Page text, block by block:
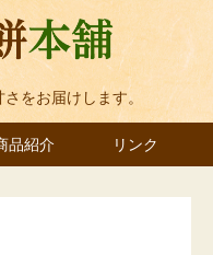
をお届けします。
品紹介 リンク